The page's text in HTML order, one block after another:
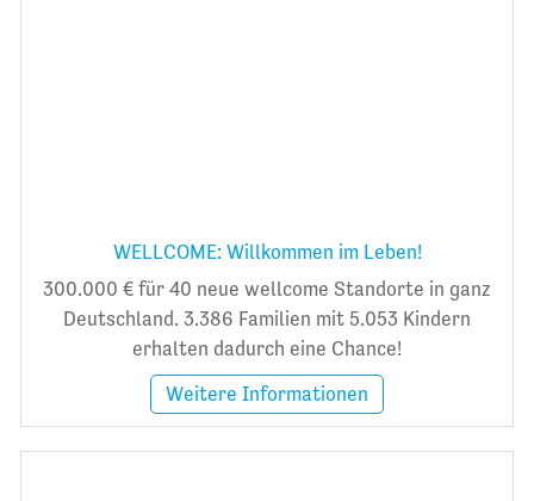
WELLCOME: Willkommen im Leben!
300.000 € für 40 neue wellcome Standorte in ganz
Deutschland. 3.386 Familien mit 5.053 Kindern
erhalten dadurch eine Chance!
Weitere Informationen